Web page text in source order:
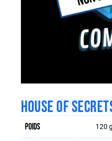
HOUSE OF
Poids 120 g